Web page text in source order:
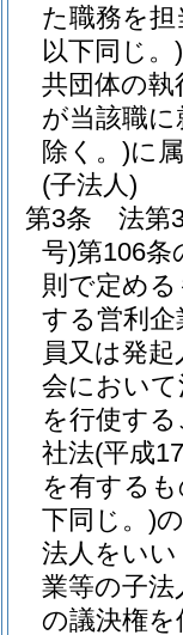
た職務を
以下同じ。)
共団体の
が当該職
除く。)に
(子法人)
第3条
法第
号)第106条
則で定め
する営利
員又は発
会におい
を行使す
社法(平成
を有する
下同じ。)
法人をい
業等の子
の議決権